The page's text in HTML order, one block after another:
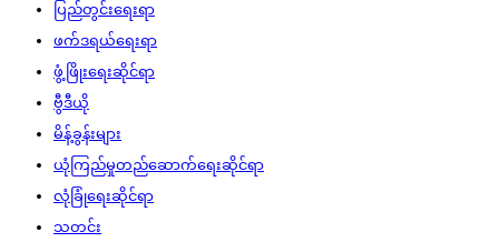
ပြည်တွင်းရေးရာ
ဖက်ဒရယ်ရေးရာ
ဖွံ့ဖြိုးရေးဆိုင်ရာ
ဗွီဒီယို
မိန့်ခွန်းများ
ယုံကြည်မှုတည်ဆောက်ရေးဆိုင်ရာ
လုံခြုံရေးဆိုင်ရာ
သတင်း